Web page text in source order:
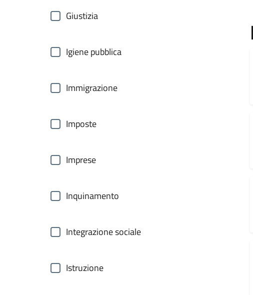
Giustizia
Igiene pubblica
Immigrazione
Imposte
Imprese
Inquinamento
Integrazione sociale
Istruzione